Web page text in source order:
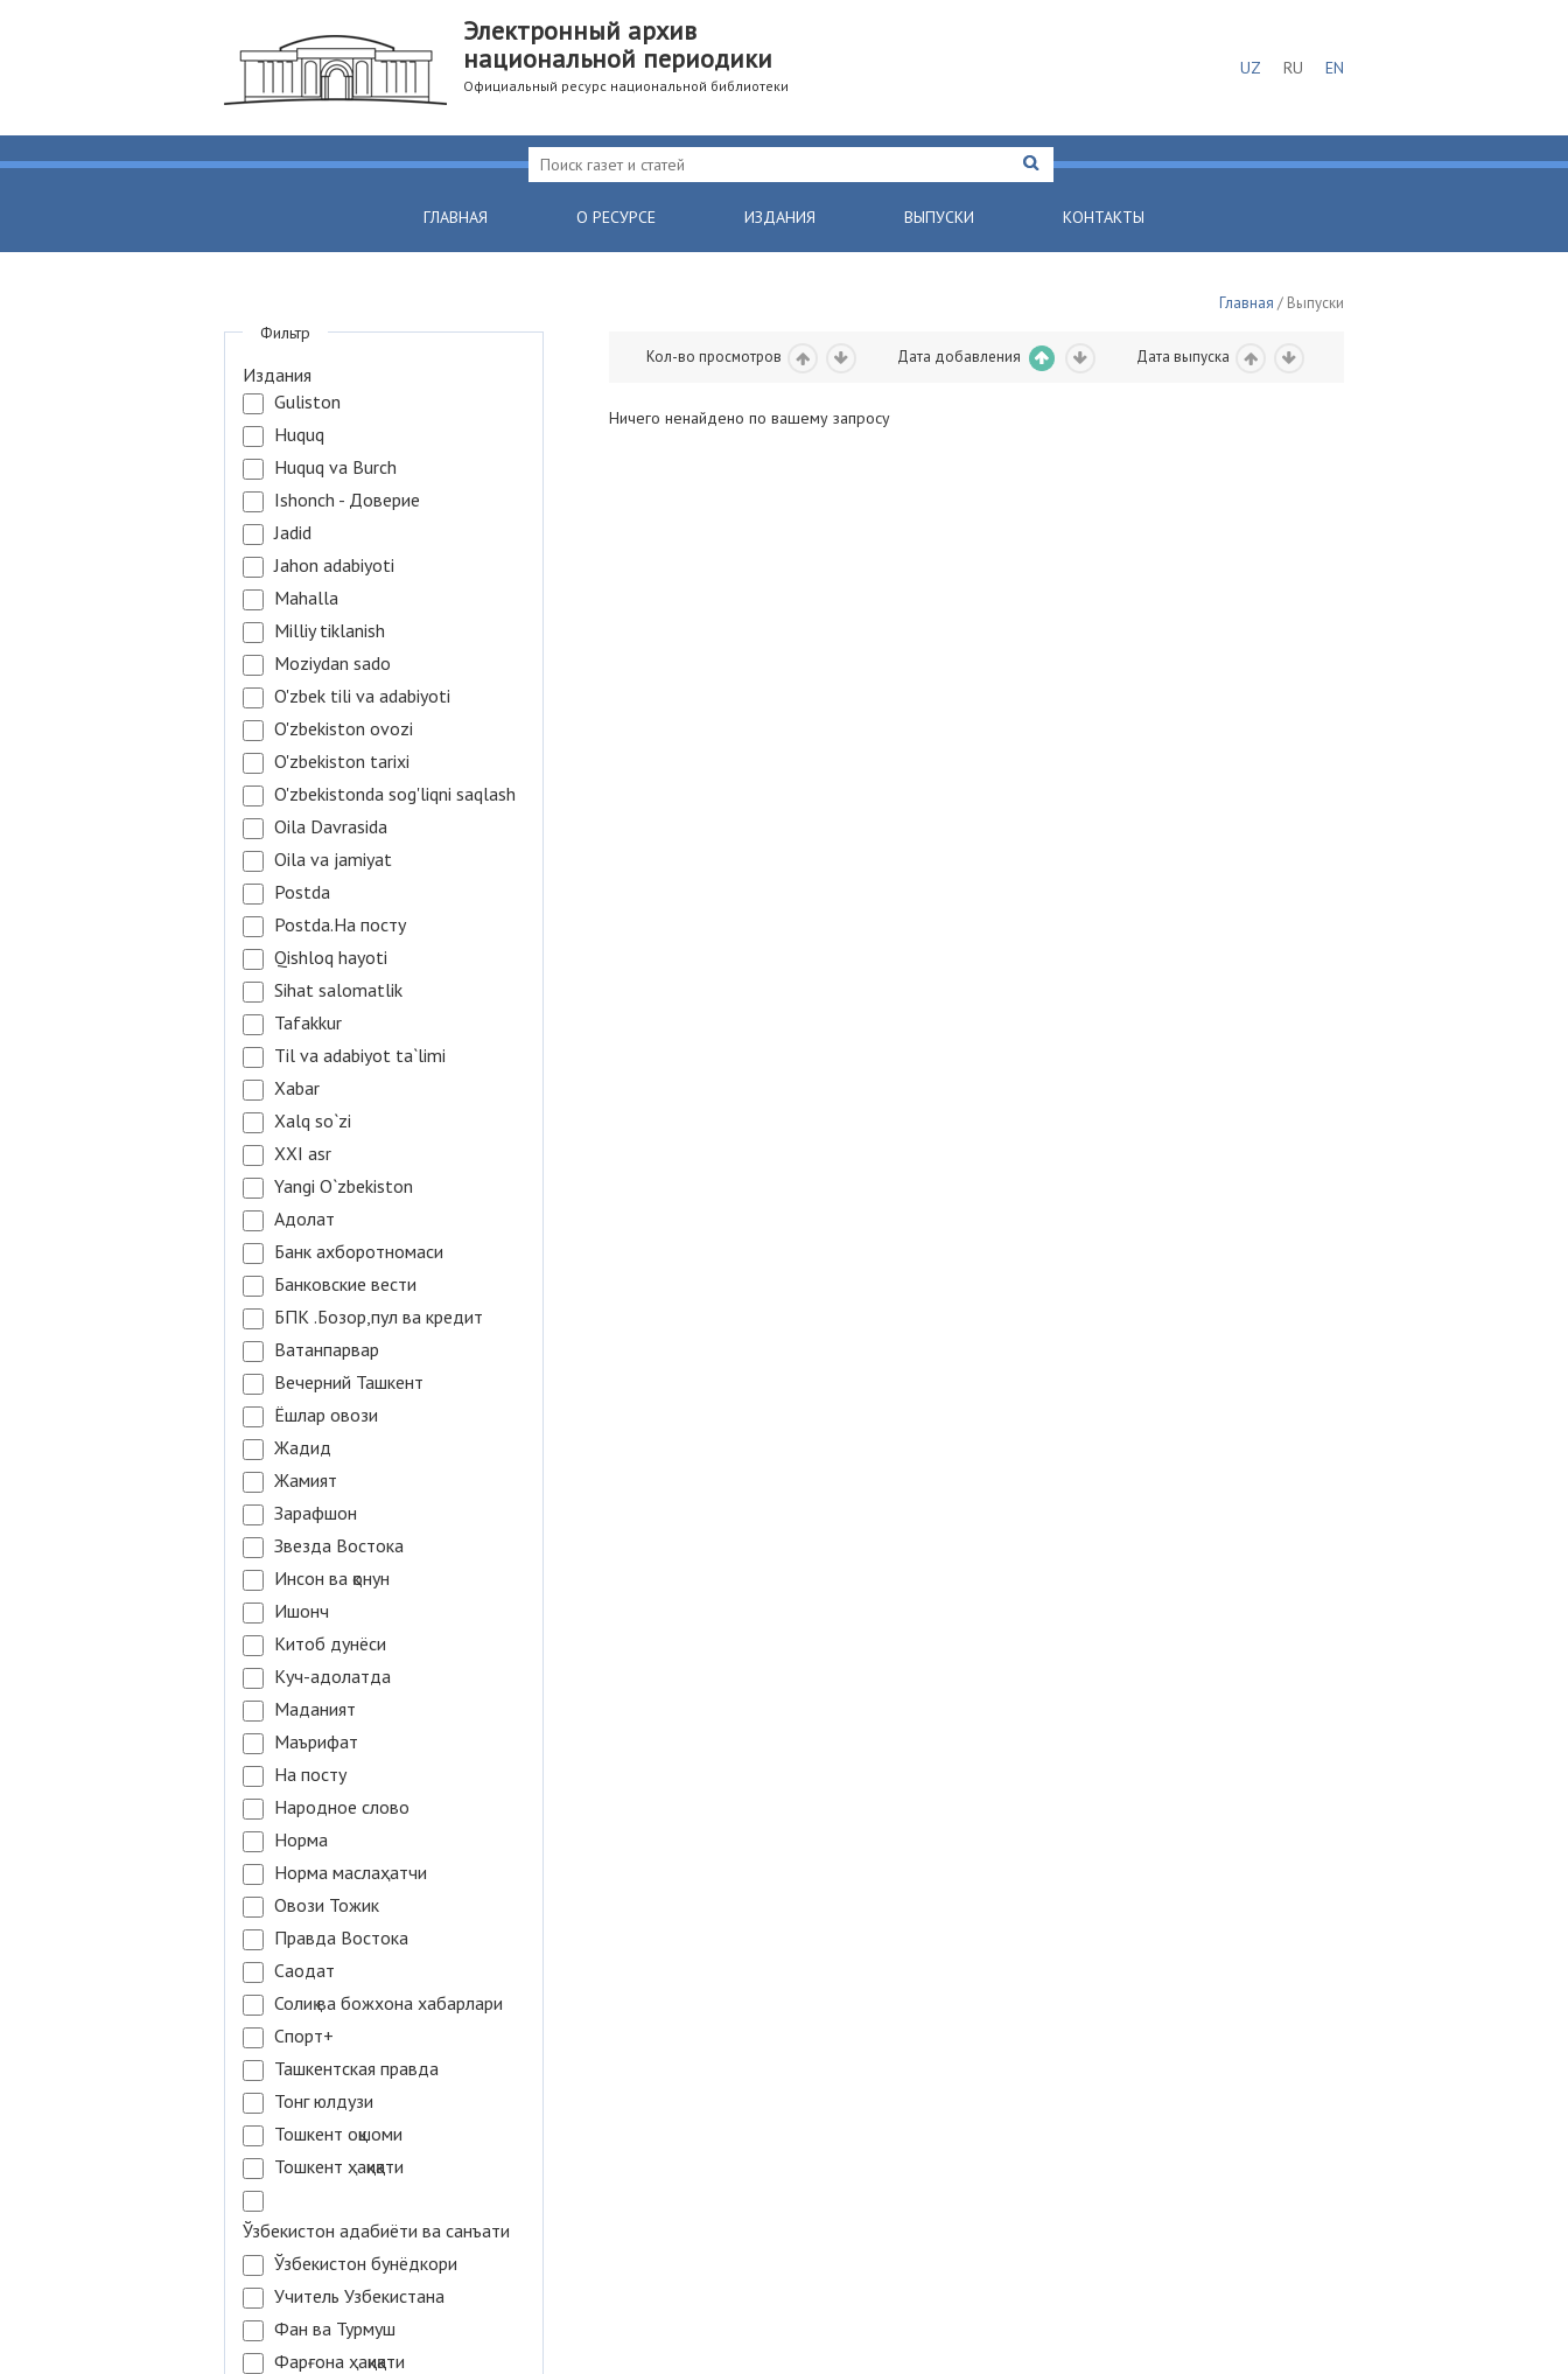
Электронный архив
национальной периодики
Официальный ресурс национальной библиотеки
UZ RU EN
ГЛАВНАЯ О РЕСУРСЕ ИЗДАНИЯ ВЫПУСКИ КОНТАКТЫ
Главная / Выпуски
Кол-во просмотров Дата добавления Дата выпуска
Ничего ненайдено по вашему запросу
Фильтр
Издания
Guliston
Huquq
Huquq va Burch
Ishonch - Доверие
Jadid
Jahon adabiyoti
Mahalla
Milliy tiklanish
Moziydan sado
O'zbek tili va adabiyoti
O'zbekiston ovozi
O'zbekiston tarixi
O'zbekistonda sog'liqni saqlash
Oila Davrasida
Oila va jamiyat
Postda
Postda.На посту
Qishloq hayoti
Sihat salomatlik
Tafakkur
Til va adabiyot ta`limi
Xabar
Xalq so`zi
XXI asr
Yangi O`zbekiston
Адолат
Банк ахборотномаси
Банковские вести
БПК .Бозор,пул ва кредит
Ватанпарвар
Вечерний Ташкент
Ёшлар овози
Жадид
Жамият
Зарафшон
Звезда Востока
Инсон ва қонун
Ишонч
Китоб дунёси
Куч-адолатда
Маданият
Маърифат
На посту
Народное слово
Норма
Норма маслаҳатчи
Овози Тожик
Правда Востока
Саодат
Солиқ ва божхона хабарлари
Спорт+
Ташкентская правда
Тонг юлдузи
Тошкент оқшоми
Тошкент ҳақиқати
Ўзбекистон адабиёти ва санъати
Ўзбекистон бунёдкори
Учитель Узбекистана
Фан ва Турмуш
Фарғона ҳақиқати